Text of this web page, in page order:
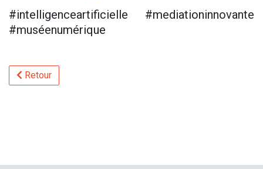
#intelligenceartificielle #mediationinnovante
#muséenumérique
Retour